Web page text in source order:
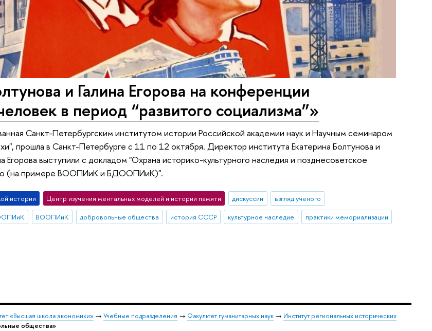
и Галина Егорова на конференции
в период “развитого социализма”»
Санкт-Петербургским институтом истории Российской академии наук и Научным семинаром
прошла в Санкт-Петербурге с 11 по 12 октября. Директор института Екатерина Болтунова и
Егорова выступили с докладом "Охрана историко-культурного наследия и позднесоветское
(на примере ВООПИиК и БДООПИиК)".
истории Центр изучения ментальных моделей и истории памяти дискуссии
взгляд ученого
ВООПИиК добровольные общества история СССР культурное наследие практики мемориализации
«Высшая школа экономики» → Учебные подразделения → Факультет гуманитарных наук → Институт региональных исторических
общества»